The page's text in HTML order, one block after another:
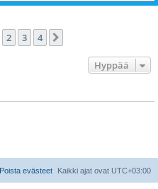
2 3 4
Hyppää
Kaikki ajat ovat UTC+03:00
Poista evästeet